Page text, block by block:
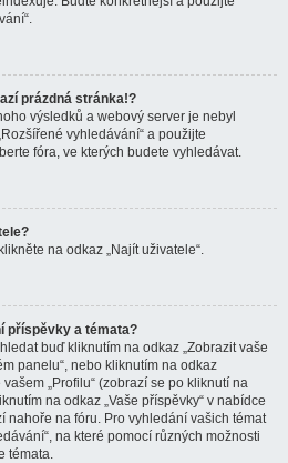
prázdná stránka!?
výsledků a webový server je nebyl
vyhledávání“ a použijte
fóra, ve kterých budete vyhledávat.
na odkaz „Najít uživatele“.
příspěvky a témata?
buď kliknutím na odkaz „Zobrazit vaše
panelu“, nebo kliknutím na odkaz
„Profilu“ (zobrazí se po kliknutí na
na odkaz „Vaše příspěvky“ v nabídce
nahoře na fóru. Pro vyhledání vašich témat
na které pomocí různých možnosti
témata.